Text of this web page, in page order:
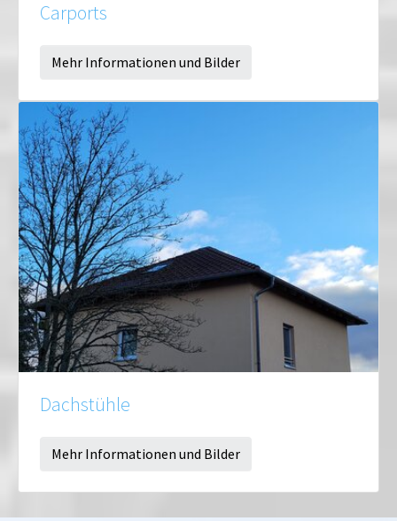
Carports
Mehr Informationen und Bilder
Dachstühle
Mehr Informationen und Bilder